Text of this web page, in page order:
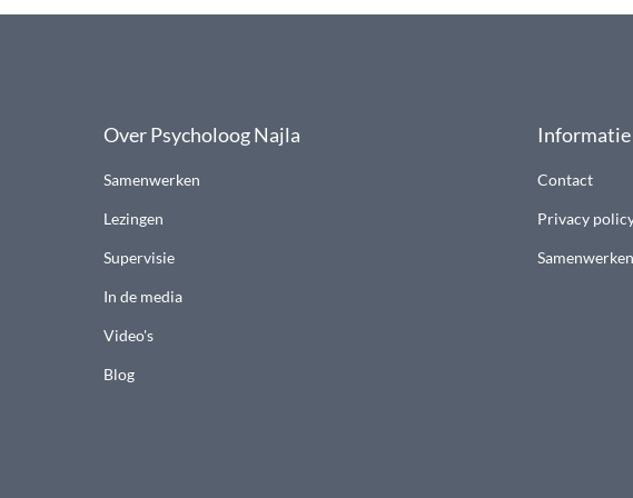
Over Psycholoog Najla
Samenwerken
Lezingen
Supervisie
In de media
Video's
Blog
Informatie
Contact
Privacy
Samenwerken